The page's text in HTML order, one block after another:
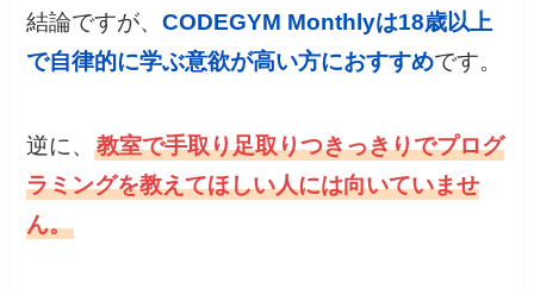
結論ですが、CODEGYM Monthlyは18歳以上
で自律的に学ぶ意欲が高い方におすすめです。
逆に、教室で手取り足取りつきっきりでプログ
ラミングを教えてほしい人には向いていませ
ん。